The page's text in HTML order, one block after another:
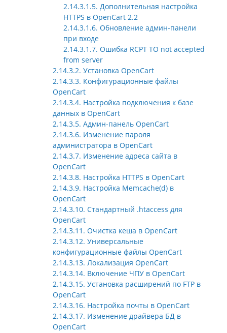
2.14.3.1.5. Дополнительная настройка
HTTPS в OpenCart 2.2
2.14.3.1.6. Обновление админ-панели
при входе
2.14.3.1.7. Ошибка RCPT TO not accepted
from server
2.14.3.2. Установка OpenCart
2.14.3.3. Конфигурационные файлы
OpenCart
2.14.3.4. Настройка подключения к базе
данных в OpenCart
2.14.3.5. Админ-панель OpenCart
2.14.3.6. Изменение пароля
администратора в OpenCart
2.14.3.7. Изменение адреса сайта в
OpenCart
2.14.3.8. Настройка HTTPS в OpenCart
2.14.3.9. Настройка Memcache(d) в
OpenCart
2.14.3.10. Стандартный .htaccess для
OpenCart
2.14.3.11. Очистка кеша в OpenCart
2.14.3.12. Универсальные
конфигурационные файлы OpenCart
2.14.3.13. Локализация OpenCart
2.14.3.14. Включение ЧПУ в OpenCart
2.14.3.15. Установка расширений по FTP в
OpenCart
2.14.3.16. Настройка почты в OpenCart
2.14.3.17. Изменение драйвера БД в
OpenCart